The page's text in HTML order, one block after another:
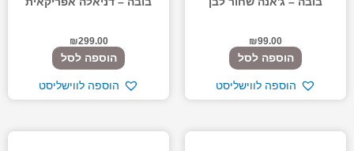
₪99.00
הוספה לסל
הוספה לווישליסט
₪299.00
הוספה לסל
הוספה לווישליסט